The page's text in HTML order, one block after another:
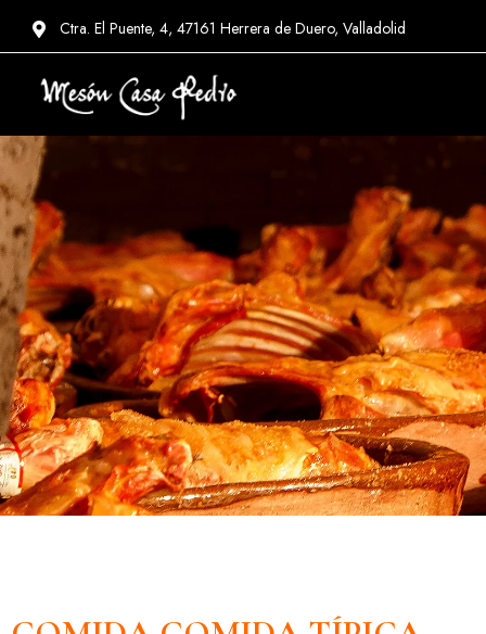
Ctra. El Puente, 4, 47161 Herrera de Duero, Valladolid